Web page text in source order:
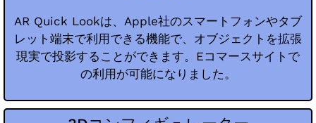
AR Quick Lookは、Apple社のスマートフォンやタブ
レット端末で利用できる機能で、オブジェクトを拡張
現実で投影することができます。Eコマースサイトで
の利用が可能になりました。